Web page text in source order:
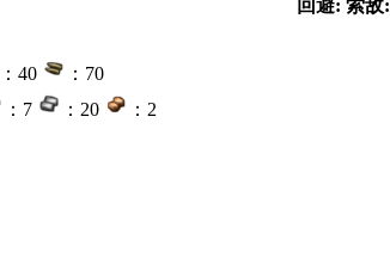
回避: 索敌:
40
：70
：7
：20 ：2